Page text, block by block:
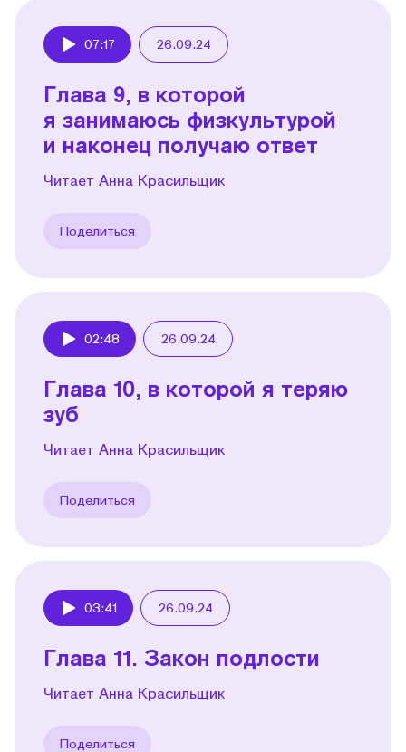
07:17 26.09.24
Глава 9, в которой
я занимаюсь физкультурой
и наконец получаю ответ
Читает Анна Красильщик
Поделиться
02:48 26.09.24
Глава 10, в которой я теряю
зуб
Читает Анна Красильщик
Поделиться
03:41 26.09.24
Глава 11. Закон подлости
Читает Анна Красильщик
Поделиться